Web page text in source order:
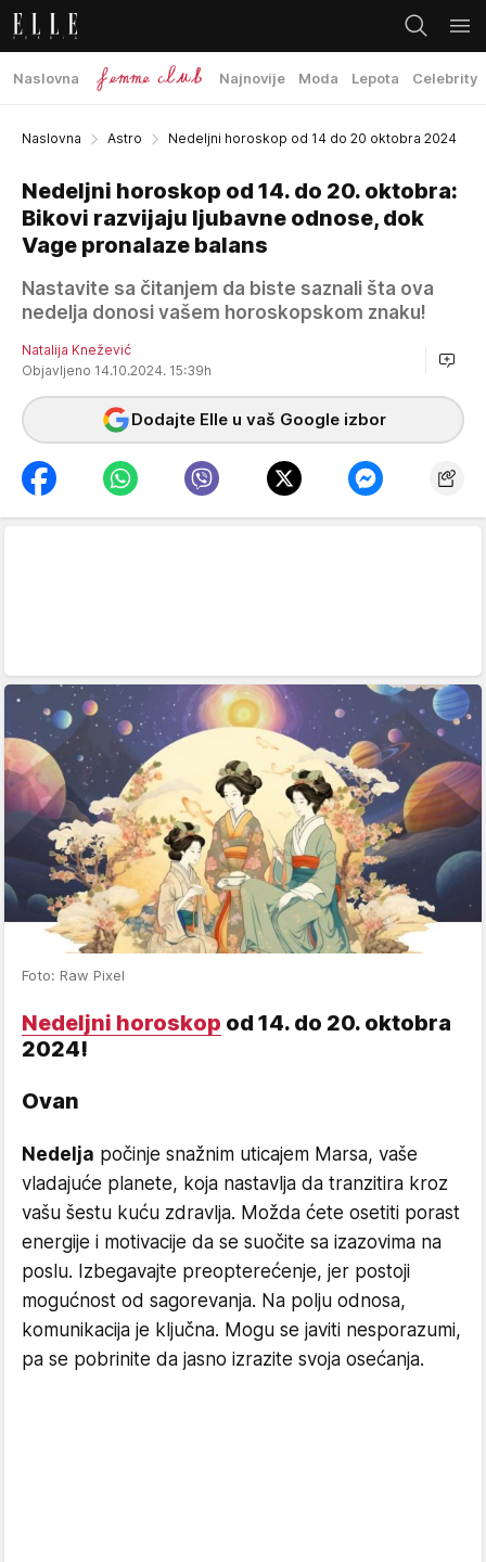
Naslovna Najnovije Moda Lepota Celebrity
Naslovna Astro Nedeljni horoskop od 14 do 20 oktobra 2024
Nedeljni horoskop od 14. do 20. oktobra:
Bikovi razvijaju ljubavne odnose, dok
Vage pronalaze balans
Nastavite sa čitanjem da biste saznali šta ova
nedelja donosi vašem horoskopskom znaku!
Natalija Knežević
Objavljeno 14.10.2024. 15:39h
Dodajte Elle u vaš Google izbor
Foto: Raw Pixel
Nedeljni horoskop od 14. do 20. oktobra
2024!
Ovan
Nedelja počinje snažnim uticajem Marsa, vaše
vladajuće planete, koja nastavlja da tranzitira kroz
vašu šestu kuću zdravlja. Možda ćete osetiti porast
energije i motivacije da se suočite sa izazovima na
poslu. Izbegavajte preopterećenje, jer postoji
mogućnost od sagorevanja. Na polju odnosa,
komunikacija je ključna. Mogu se javiti nesporazumi,
pa se pobrinite da jasno izrazite svoja osećanja.